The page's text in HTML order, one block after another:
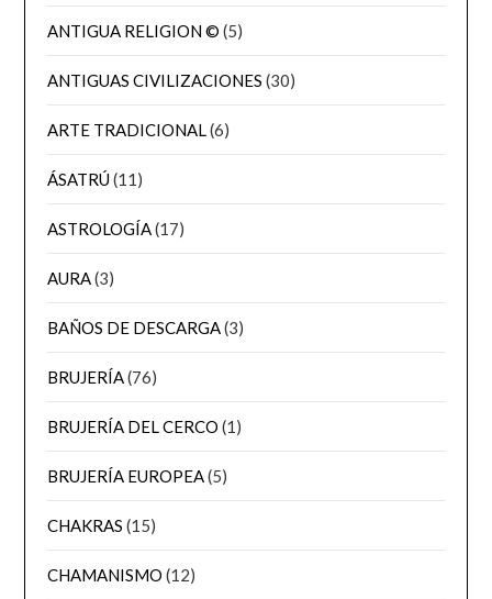
ANTIGUA RELIGION © (5)
ANTIGUAS CIVILIZACIONES (30)
ARTE TRADICIONAL(6)
ÁSATRÚ(11)
ASTROLOGÍA(17)
AURA(3)
BAÑOS DE DESCARGA(3)
BRUJERÍA(76)
BRUJERÍA DEL CERCO (1)
BRUJERÍA EUROPEA(5)
CHAKRAS (15)
CHAMANISMO (12)